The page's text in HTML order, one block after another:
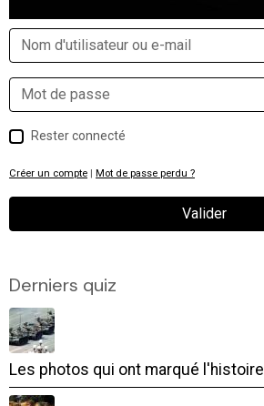
Rester connecté
Créer un compte Mot de passe perdu ?
Valider
Derniers quiz
Les photos qui ont marqué l'histoire